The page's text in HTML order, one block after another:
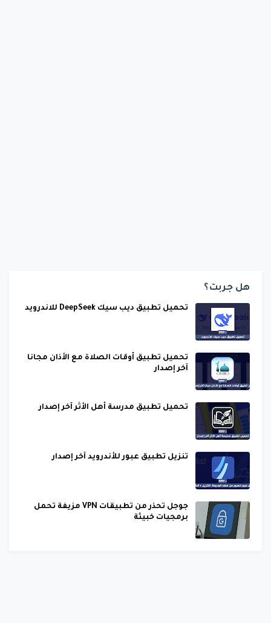
هل جربت؟
تحميل تطبيق ديب سيك DeepSeek للاندرويد
تحميل تطبيق أوقات الصلاة مع الأذان مجانا
آخر إصدار
تحميل تطبيق مدرسة أهل الأثر آخر إصدار
تنزيل تطبيق عبور للأندرويد آخر إصدار
جوجل تحذر من تطبيقات VPN مزيفة تحمل
برمجيات خبيثة